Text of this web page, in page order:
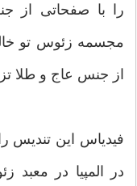
را با صفحاتی از
مجسمه زئوس تو
از جنس عاج و طلا
در المپیا در معبد